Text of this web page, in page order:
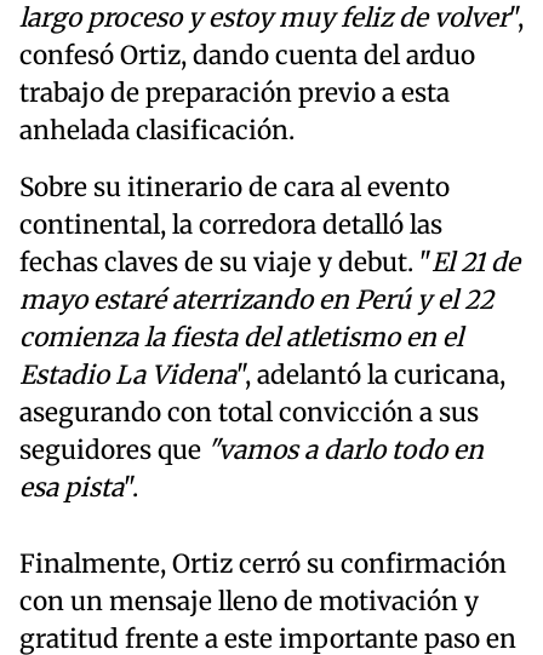
largo proceso y estoy muy feliz de volver",
confesó Ortiz, dando cuenta del arduo
trabajo de preparación previo a esta
anhelada clasificación.
Sobre su itinerario de cara al evento
continental, la corredora detalló las
fechas claves de su viaje y debut. "El 21 de
mayo estaré aterrizando en Perú y el 22
comienza la fiesta del atletismo en el
Estadio La Videna", adelantó la curicana,
asegurando con total convicción a sus
seguidores que "vamos a darlo todo en
esa pista".
Finalmente, Ortiz cerró su confirmación
con un mensaje lleno de motivación y
gratitud frente a este importante paso en